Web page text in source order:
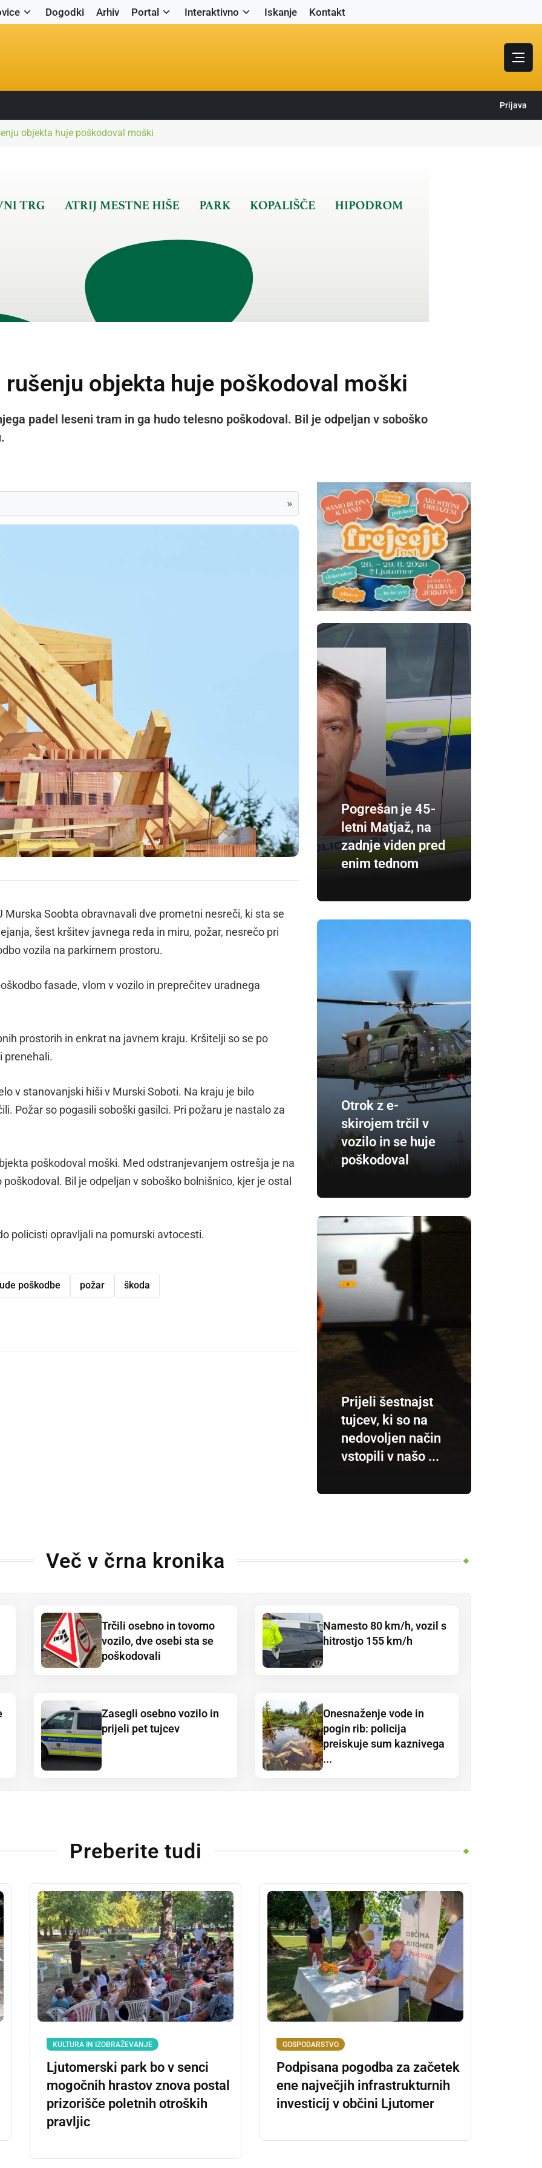
Dogodki Arhiv Portal Interaktivno Iskanje Kontakt
Prijava
objekta huje poškodoval moški
rušenju objekta huje poškodoval moški
padel leseni tram in ga hudo telesno poškodoval. Bil je odpeljan v soboško
»
Murska Soobta obravnavali dve prometni nesreči, ki sta se
šest kršitev javnega reda in miru, požar, nesrečo pri
vozila na parkirnem prostoru.
fasade, vlom v vozilo in preprečitev uradnega
prostorih in enkrat na javnem kraju. Kršitelji so se po
prenehali.
v stanovanjski hiši v Murski Soboti. Na kraju je bilo
Požar so pogasili soboški gasilci. Pri požaru je nastalo za
poškodoval moški. Med odstranjevanjem ostrešja je na
Bil je odpeljan v soboško bolnišnico, kjer je ostal
policisti opravljali na pomurski avtocesti.
poškodbe požar škoda
Pogrešan je 45-
letni Matjaž, na
zadnje viden pred
enim tednom
Otrok z e-
skirojem trčil v
vozilo in se huje
poškodoval
Prijeli šestnajst
tujcev, ki so na
nedovoljen način
vstopili v našo ...
Več v črna kronika
Trčili osebno in tovorno
vozilo, dve osebi sta se
poškodovali
Namesto 80 km/h, vozil s
hitrostjo 155 km/h
Zasegli osebno vozilo in
prijeli pet tujcev
Onesnaženje vode in
pogin rib: policija
preiskuje sum kaznivega
...
Preberite tudi
KULTURA IN IZOBRAŽEVANJE
Ljutomerski park bo v senci
mogočnih hrastov znova postal
prizorišče poletnih otroških
pravljic
GOSPODARSTVO
Podpisana pogodba za začetek
ene največjih infrastrukturnih
investicij v občini Ljutomer